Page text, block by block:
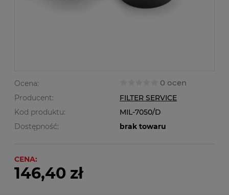
Ocena: 0 ocen
Producent:
FILTER SERVICE
Kod produktu:
MIL-7050/D
Dostępność:
brak towaru
CENA:
146,40 zł